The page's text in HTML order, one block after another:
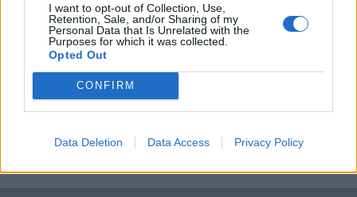
I want to opt-out of Collection, Use,
Retention, Sale, and/or Sharing of my
Personal Data that Is Unrelated with the
Purposes for which it was collected.
Opted Out
CONFIRM
Data Deletion Data Access Privacy Policy
27 Φεβρουαρίου 2026
Γεωργιάδης: Πολλαπλά οφέλη από
ιδιωτικού τομέα
27 Φεβρουαρίου 2026